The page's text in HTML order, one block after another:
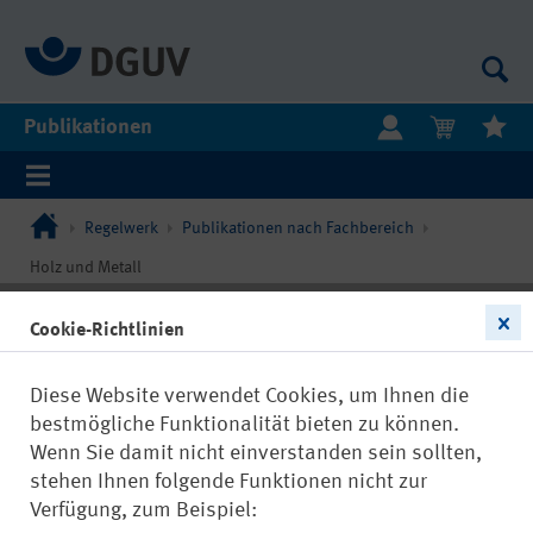
Publikationen
Regelwerk Publikationen nach Fachbereich
Holz und Metall
Cookie-Richtlinien
Diese Website verwendet Cookies, um Ihnen die
bestmögliche Funktionalität bieten zu können.
Wenn Sie damit nicht einverstanden sein sollten,
stehen Ihnen folgende Funktionen nicht zur
Verfügung, zum Beispiel: